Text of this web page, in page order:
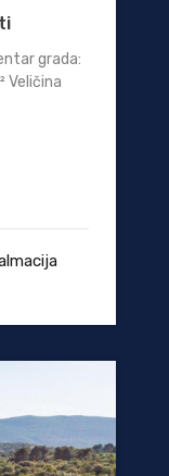
grada:
Veličina